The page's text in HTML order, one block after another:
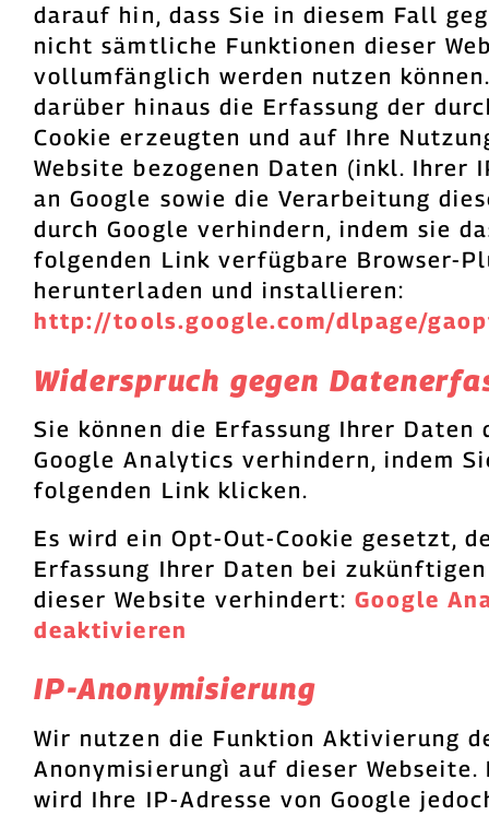
darauf hin, dass Sie in diesem Fall
nicht sämtliche Funktionen dieser
vollumfänglich werden nutzen
darüber hinaus die Erfassung der
Cookie erzeugten und auf Ihre
Website bezogenen Daten (inkl. Ihrer
an Google sowie die Verarbeitung
durch Google verhindern, indem sie
folgenden Link verfügbare Browser-
herunterladen und installieren:
http://tools.google.com/dlpage/
Widerspruch gegen
Sie können die Erfassung Ihrer Daten
Google Analytics verhindern, indem
folgenden Link klicken.
Es wird ein Opt-Out-Cookie gesetzt,
Erfassung Ihrer Daten bei zukünftigen
dieser Website verhindert: Google
deaktivieren
IP-Anonymisierung
Wir nutzen die Funktion Aktivierung
Anonymisierungì auf dieser Webseite.
wird Ihre IP-Adresse von Google